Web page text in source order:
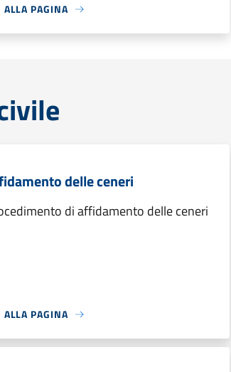
ALLA PAGINA
delle ceneri
di affidamento delle ceneri
ALLA PAGINA